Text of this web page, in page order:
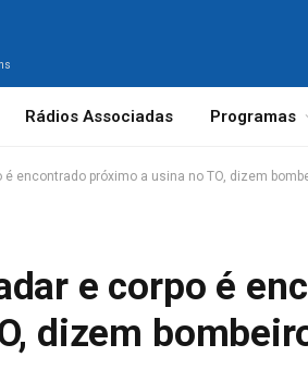
Rádios Associadas Programas
encontrado próximo a usina no TO, dizem
e corpo é
dizem